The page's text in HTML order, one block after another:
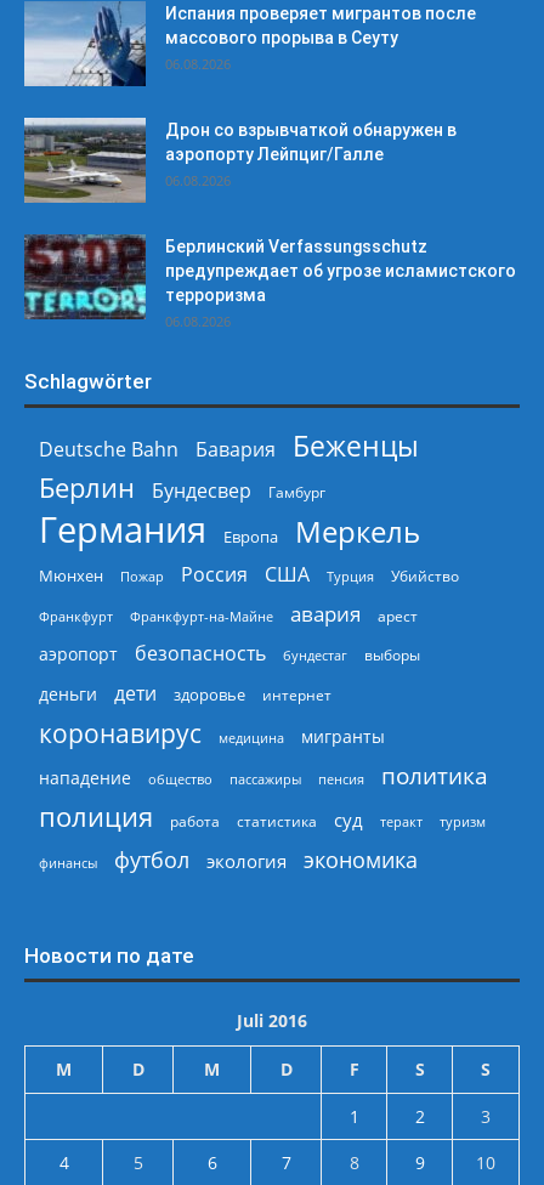
Испания проверяет мигрантов после
массового прорыва в Сеуту
06.08.2026
Дрон со взрывчаткой обнаружен в
аэропорту Лейпциг/Галле
06.08.2026
Берлинский Verfassungsschutz
предупреждает об угрозе исламистского
терроризма
06.08.2026
Schlagwörter
Deutsche Bahn Бавария
Беженцы
Берлин
Бундесвер Гамбург
Германия Европа Меркель
Мюнхен Пожар Россия США Турция Убийство
Франкфурт Франкфурт-на-Майне авария арест
аэропорт безопасность бундестаг выборы
деньги дети здоровье интернет
коронавирус медицина
мигранты
нападение
общество пассажиры пенсия политика
полиция работа статистика суд теракт туризм
финансы футбол экология экономика
Новости по дате
Juli 2016
M D M D F S S
1 2
3
4
5 6 7 8 9 10